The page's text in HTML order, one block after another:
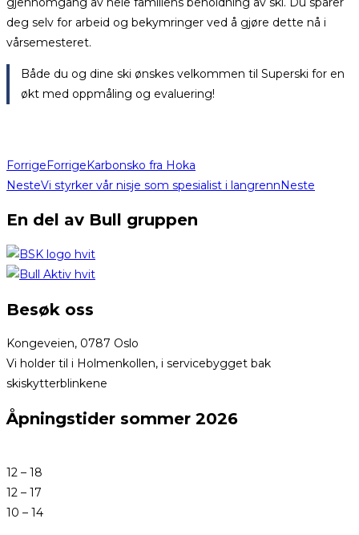
deg selv for arbeid og bekymringer ved å gjøre dette nå i
vårsemesteret.
Både du og dine ski ønskes velkommen til Superski for en
økt med oppmåling og evaluering!
ForrigeForrigeKarbonsko fra Hoka
NesteVi styrker vår nisje som spesialist i langrennNeste
En del av Bull gruppen
Besøk oss
Kongeveien, 0787 Oslo
Vi holder til i Holmenkollen, i servicebygget bak
skiskytterblinkene
Åpningstider sommer 2026
12 – 18
12 – 17
10 – 14